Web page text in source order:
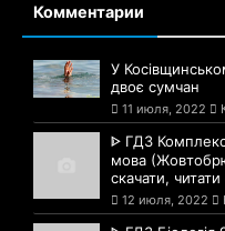
Комментарии
У
двоє сумчан
11 июля, 2022
ᐈ ГДЗ
мова
скачати,
12 июля, 2022